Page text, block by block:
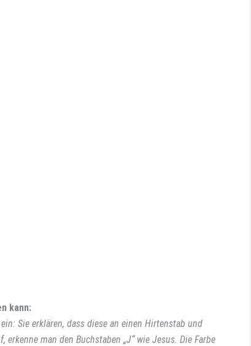
kann:
Sie erklären, dass diese an einen Hirtenstab und
man den Buchstaben „J“ wie Jesus. Die Farbe